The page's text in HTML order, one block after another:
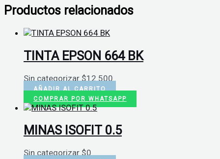
Productos relacionados
TINTA EPSON 664 BK
Sin categorizar $12.500
AÑADIR AL CARRITO
COMPRAR POR WHATSAPP
MINAS ISOFIT 0.5
Sin categorizar $0